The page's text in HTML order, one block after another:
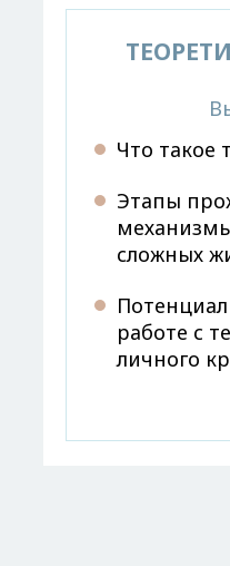
Что такое
Этапы
сложных
работе с
личного